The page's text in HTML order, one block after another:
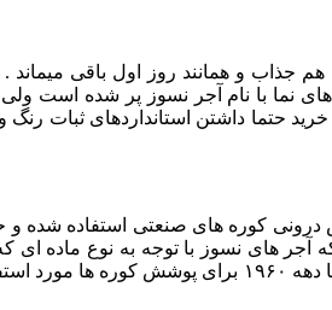
هم جذاب و همانند روز اول باقی
های نما با نام آجر نسوز پر شده است
حتما داشتن استانداردهای ثبات
کوره های صنعتی استفاده شده و
های نسوز با توجه به نوع ماده ای که
است، دارای انواع مختلفی بوده و هر کدام با توجه به مواد به کار رفته در آنها گستره های مختلفی از